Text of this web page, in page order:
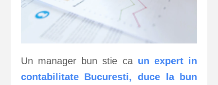
Un manager bun stie ca un expert in
contabilitate Bucuresti, duce la bun